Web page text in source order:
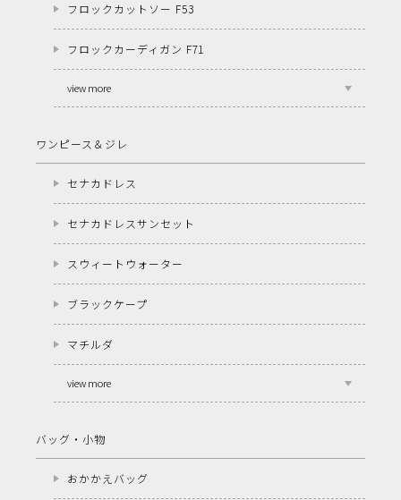
フロックカットソー F53
フロックカーディガン F71
view more
ワンピース＆ジレ
セナカドレス
セナカドレスサンセット
スウィートウォーター
ブラックケープ
マチルダ
view more
バッグ・小物
おかかえバッグ